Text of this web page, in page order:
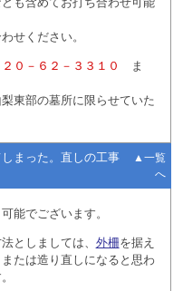
せください。
２０－６２－３３１０
ま
東部の墓所に限らせていた
まった。直しの工事
▲一覧
へ
能でございます。
としましては、 外柵を据え
たは造り直しになると思わ